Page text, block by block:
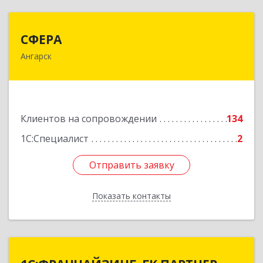
СФЕРА
Ангарск
Клиентов на сопровождении
134
1С:Специалист
2
Отправить заявку
Показать контакты
665816, Иркутская обл, Ангарск г, 177-й кв-л,
Отправить заявку
Назад
1С:ФРАНЧАЙЗИНГ. ГК ПАРТНЕР